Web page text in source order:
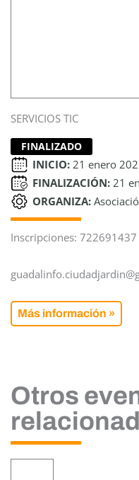
SERVICIOS TIC
FINALIZADO
INICIO: 21 enero
FINALIZACIÓN: 21
ORGANIZA:
Inscripciones: 722691437
Más información »
Otros